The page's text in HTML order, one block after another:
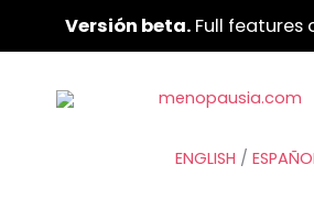
Versión beta. Full features
ENGLISH /